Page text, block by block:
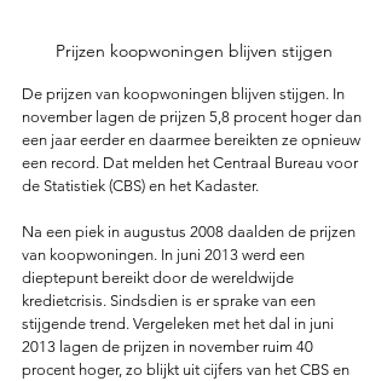
Prijzen koopwoningen blijven stijgen
De prijzen van koopwoningen blijven stijgen. In
november lagen de prijzen 5,8 procent hoger dan
een jaar eerder en daarmee bereikten ze opnieuw
een record. Dat melden het Centraal Bureau voor
de Statistiek (CBS) en het Kadaster.
Na een piek in augustus 2008 daalden de prijzen
van koopwoningen. In juni 2013 werd een
dieptepunt bereikt door de wereldwijde
kredietcrisis. Sindsdien is er sprake van een
stijgende trend. Vergeleken met het dal in juni
2013 lagen de prijzen in november ruim 40
procent hoger, zo blijkt uit cijfers van het CBS en